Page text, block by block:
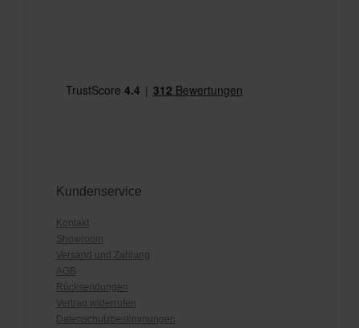
Kundenservice
Kontakt
Showroom
Versand und Zahlung
AGB
Rücksendungen
Vertrag widerrufen
Datenschutzbestimmungen